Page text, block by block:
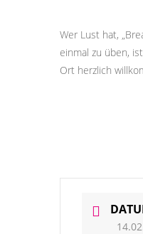
Wer Lust hat,
einmal zu üben,
Ort herzlich